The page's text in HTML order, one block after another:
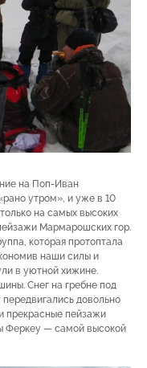
на Поп-Иван
утром», и уже в 10
на самых высоких
Мармарошских гор.
которая протоптала
наши силы и
в уютной хижине.
Снег на гребне под
довольно
прекрасные пейзажи
Феркеу — самой высокой